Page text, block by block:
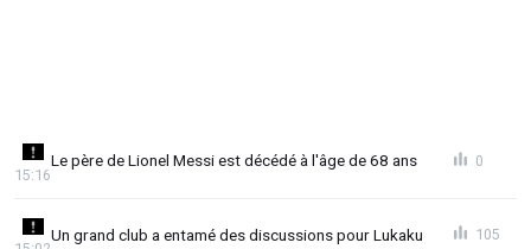
Le père de Lionel Messi est décédé à l'âge de 68 ans
15:16
0
Un grand club a entamé des discussions pour Lukaku 105